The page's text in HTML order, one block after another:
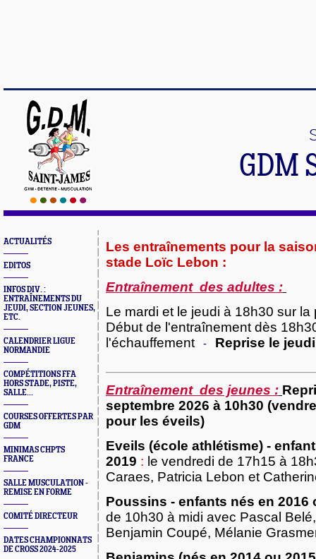
GDM
ACTUALITÉS
EDITOS
INFOS DIV. :
ENTRAÎNEMENTS DU
JEUDI, SECTION JEUNES,
ETC.
CALENDRIER LIGUE
NORMANDIE
COMPÉTITIONS FFA
HORS STADE, PISTE,
SALLE...
COURSES OFFERTES PAR
GDM
MINIMAS CHPTS
FRANCE
SALLE MUSCULATION -
REMISE EN FORME
COMITÉ DIRECTEUR
DATES CHAMPIONNATS
DE CROSS 2024-2025
Les entraînements pour la
stade Loïc Lebon :
Entraînement des adultes :
Le mardi et le jeudi à 18h30 sur la
Début de l'entraînement dès
l'échauffement - Reprise le
Entraînement des jeunes :
septembre 2026 à 10h30
pour les éveils)
Eveils (école athlétisme) -
2019 : le vendredi de 17h15 à
Caraes, Patricia Lebon et
Poussins - enfants nés en 2016
de 10h30 à midi avec Pascal
Benjamin Coupé, Mélanie